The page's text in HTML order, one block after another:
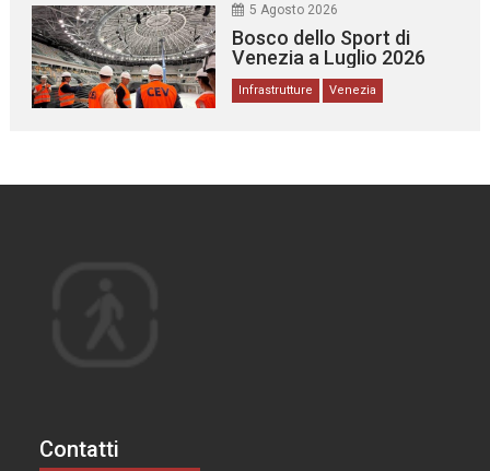
5 Agosto 2026
Bosco dello Sport di
Venezia a Luglio 2026
Infrastrutture Venezia
Contatti